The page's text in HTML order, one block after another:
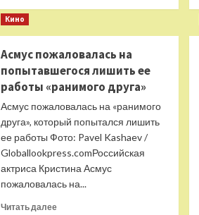
Малого
театра
экстренно
госпитализировали
в
Москве
Кино
Асмус пожаловалась на
попытавшегося лишить ее
работы «ранимого друга»
Асмус пожаловалась на «ранимого
друга», который попытался лишить
ее работы Фото: Pavel Kashaev /
Globallookpress.comРоссийская
актриса Кристина Асмус
пожаловалась на...
Читать далееПрочитать